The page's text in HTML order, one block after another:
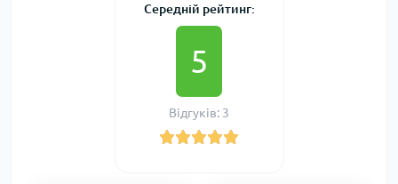
Середній рейтинг:
5
Відгуків: 3